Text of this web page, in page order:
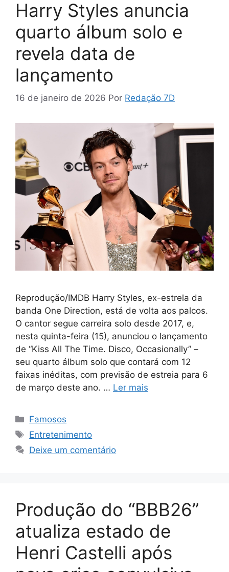
Harry Styles anuncia
quarto álbum solo e
revela data de
lançamento
16 de janeiro de 2026 Por Redação 7D
Reprodução/IMDB Harry Styles, ex-estrela da
banda One Direction, está de volta aos palcos.
O cantor segue carreira solo desde 2017, e,
nesta quinta-feira (15), anunciou o lançamento
de “Kiss All The Time. Disco, Occasionally” –
seu quarto álbum solo que contará com 12
faixas inéditas, com previsão de estreia para 6
de março deste ano. … Ler mais
Categorias
Famosos
Tags
Entretenimento
Deixe um comentário
Produção do “BBB26”
atualiza estado de
Henri Castelli após